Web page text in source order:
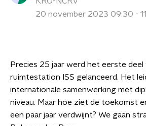
20 november 2023 09:30 -
Precies 25 jaar werd het eerste deel
ruimtestation ISS gelanceerd. Het
internationale samenwerking met
niveau. Maar hoe ziet de toekomst
een paar jaar verdwijnt? We gaan